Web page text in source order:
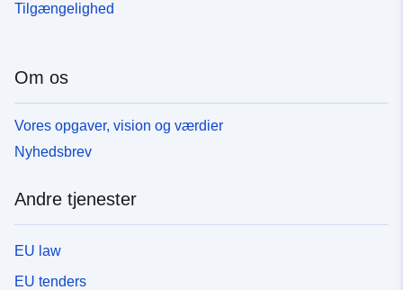
Tilgængelighed
Om os
Vores opgaver, vision og værdier
Nyhedsbrev
Andre tjenester
EU law
EU tenders